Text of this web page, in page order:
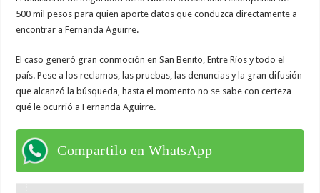
500 mil pesos para quien aporte datos que conduzca directamente a
encontrar a Fernanda Aguirre.
El caso generó gran conmoción en San Benito, Entre Ríos y todo el
país. Pese a los reclamos, las pruebas, las denuncias y la gran difusión
que alcanzó la búsqueda, hasta el momento no se sabe con certeza
qué le ocurrió a Fernanda Aguirre.
Compartilo en WhatsApp